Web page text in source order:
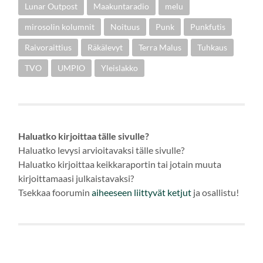
Lunar Outpost Maakuntaradio melu
mirosolin kolumnit Noituus Punk Punkfutis
Raivoraittius Räkälevyt Terra Malus Tuhkaus
TVO UMPIO Yleislakko
Haluatko kirjoittaa tälle sivulle?
Haluatko levysi arvioitavaksi tälle sivulle?
Haluatko kirjoittaa keikkaraportin tai jotain muuta
kirjoittamaasi julkaistavaksi?
Tsekkaa fooruminaiheeseen liittyvät ketjut ja osallistu!